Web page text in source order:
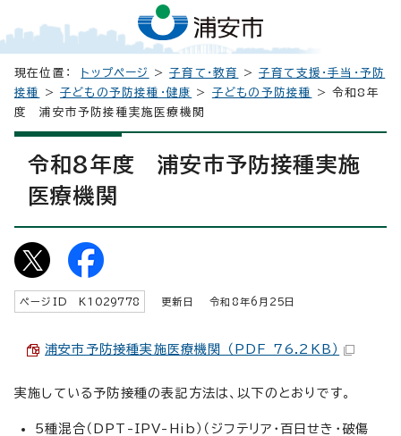
現在位置： トップページ >子育て・教育 >子育て支援・手当・予防
接種
>子どもの予防接種・健康 > 子どもの予防接種
> 令和8年
度 浦安市予防接種実施医療機関
令和8年度 浦安市予防接種実施
医療機関
ページID K 1029778 更新日 令和8年6月 25 日
浦安市予防接種実施医療機関 （PDF 76.2KB）
実施している予防接種の表記方法は、以下のとおりです。
5種混合（DPT-IPV-Hib）（ジフテリア・百日せき・破傷